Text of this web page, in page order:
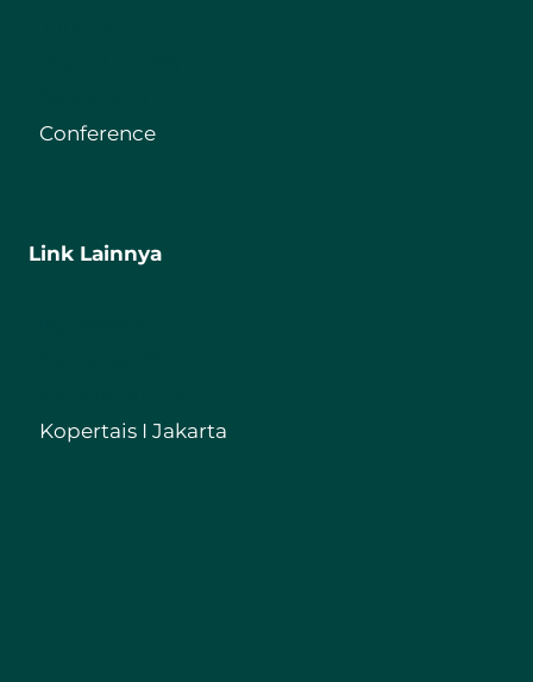
Conference
Link Lainnya
Kopertais I Jakarta